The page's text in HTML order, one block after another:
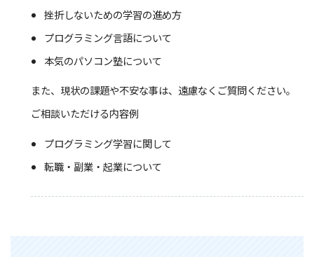
挫折しないための学習の進め方
プログラミング言語について
本気のパソコン塾について
また、現状の課題や不安な事は、遠慮なくご質問ください。
ご相談いただける内容例
プログラミング学習に関して
転職・副業・起業について